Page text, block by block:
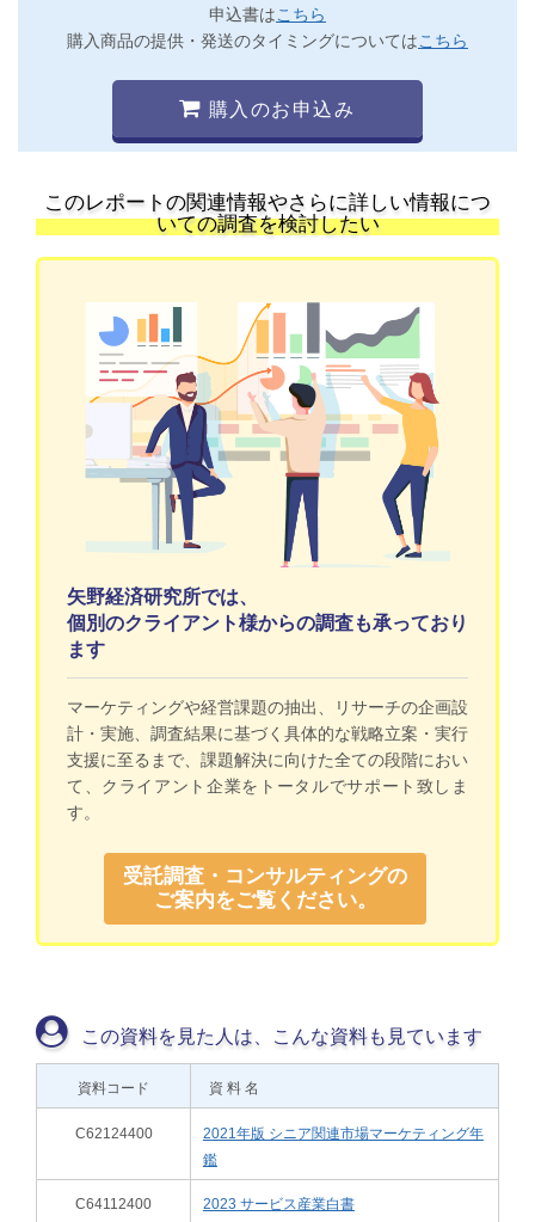
申込書はこちら
購入商品の提供・発送のタイミングについてはこちら
購入のお申込み
このレポートの関連情報やさらに詳しい情報につ
いての調査を検討したい
矢野経済研究所では、
個別のクライアント様からの調査も承っており
ます
マーケティングや経営課題の抽出、リサーチの企画設
計・実施、調査結果に基づく具体的な戦略立案・実行
支援に至るまで、課題解決に向けた全ての段階におい
て、クライアント企業をトータルでサポート致しま
す。
受託調査・コンサルティングの
ご案内をご覧ください。
この資料を見た人は、こんな資料も見ています
資料コード 資 料 名
C62124400
2021年版 シニア関連市場マーケティング年
鑑
C64112400 2023 サービス産業白書